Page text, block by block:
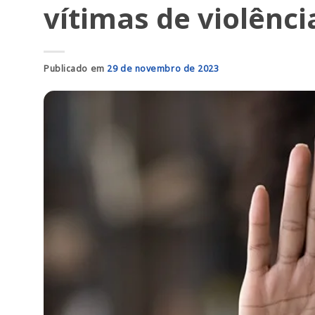
vítimas de
Publicado em 29 de novembro de 2023